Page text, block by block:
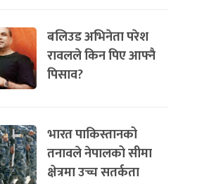
बलिउड अभिनेता परेश
रावलले किन पिए आफ्नै
पिसाव?
भारत पाकिस्तानको
तनावले नेपालको सीमा
क्षेत्रमा उच्च सतर्कता